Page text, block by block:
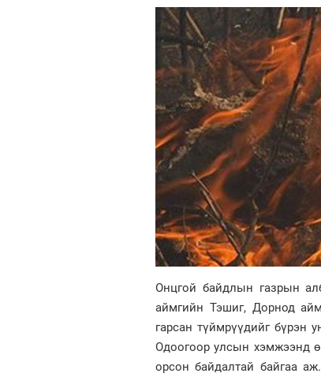
Онцгой байдлын газрын
аймгийн Тэшиг, Дорнод
гарсан түймрүүдийг бүрэн
Одоогоор улсын хэмжээнд
орсон байдалтай байгаа